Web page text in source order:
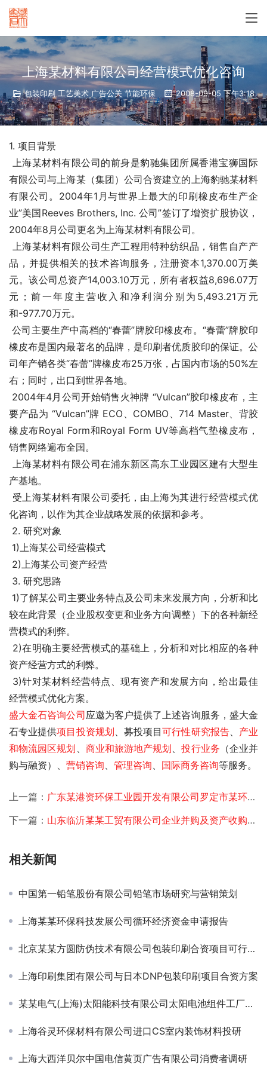
上海某材料有限公司经营模式优化咨询
包装印刷 工艺美术 广告公关 节能环保 2008-09-05 下午3:18
1. 项目背景
有限公司与上海某（集团）公司合资建立的上海豹驰某材料
有限公司。2004年1月与世界上最大的印刷橡皮布生产企
业”美国Reeves Brothers, Inc. 公司”签订了增资扩股协议，
2004年8月公司更名为上海某材料有限公司。
品，并提供相关的技术咨询服务，注册资本1,370.00万美
元。该公司总资产14,003.10万元，所有者权益8,696.07万
元；前一年度主营收入和净利润分别为5,493.21万元
和-977.70万元。
公司主要生产中高档的“春蕾”牌胶印橡皮布。“春蕾”牌胶印
橡皮布是国内最著名的品牌，是印刷者优质胶印的保证。公
司年产销各类“春蕾”牌橡皮布25万张，占国内市场的50%左
右；同时，出口到世界各地。
要产品为 “Vulcan”牌 ECO、COMBO、714 Master、背胶
橡皮布Royal Form和Royal Form UV等高档气垫橡皮布，
销售网络遍布全国。
产基地。
受上海某材料有限公司委托，由上海为其进行经营模式优
化咨询，以作为其企业战略发展的依据和参考。
2. 研究对象
1)上海某公司经营模式
2)上海某公司资产经营
3. 研究思路
较在此背景（企业股权变更和业务方向调整）下的各种新经
营模式的利弊。
资产经营方式的利弊。
经营模式优化方案。
盛大金石咨询公司应邀为客户提供了上述咨询服务，盛大金
石专业提供项目投资规划、募投项目可行性研究报告、 产业
和物流园区规划 、 商业和旅游地产规划、投行业务 （企业并
购与融资）、 营销咨询、 管理咨询、 国际商务咨询等服务。
上一篇： 广东某港资环保工业园开发有限公司罗定市某环保工业园投资规划
下一篇： 山东临沂某某工贸有限公司企业并购及资产收购咨询
相关新闻
中国第一铅笔股份有限公司铅笔市场研究与营销策划
上海某某环保科技发展公司循环经济资金申请报告
北京某某方圆防伪技术有限公司包装印刷合资项目可行性研究
上海印刷集团有限公司与日本DNP包装印刷项目合资方案
某某电气(上海)太阳能科技有限公司太阳电池组件工厂项目申请报告、节能分析篇
上海谷灵环保材料有限公司进口CS室内装饰材料投研
上海大西洋贝尔中国电信黄页广告有限公司消费者调研